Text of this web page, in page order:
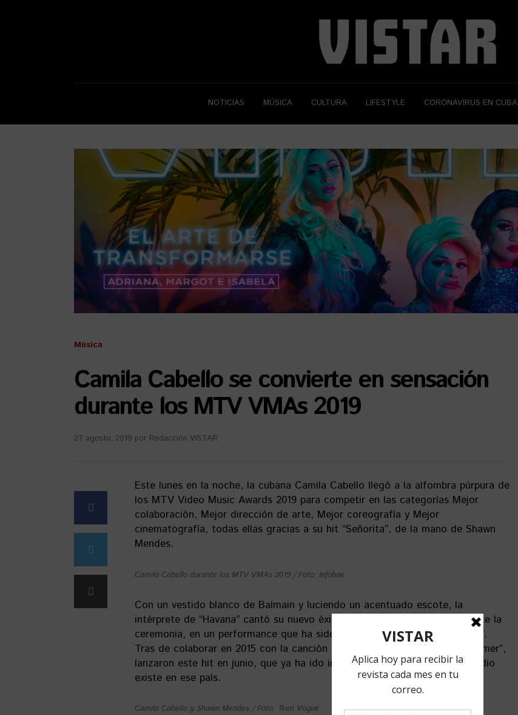
NOTICIAS MÚSICA CULTURA LIFESTYLE CORONAVIRUS EN CUBA
Música
Camila Cabello se convierte en sensación
durante los MTV VMAs 2019
27 agosto, 2019 por Redacción VISTAR
Este lunes en la noche, la cubana Camila Cabello llegó a la alfombra púrpura de
los MTV Video Music Awards 2019 para competir en las categorías Mejor
colaboración, Mejor dirección de arte, Mejor coreografía y Mejor
cinematografía, todas ellas gracias a su hit “Señorita”, de la mano de Shawn
Mendes.
Camila Cabello durante los MTV VMAs 2019 / Foto: Infobae
Con un vestido blanco de Balmain y luciendo un acentuado escote, la
intérprete de “Havana” cantó su nuevo éxito junto a Shawn Mendes durante la
ceremonia, en un performance que ha sido descrito como “lleno de vapor”.
Tras de colaborar en 2015 con la canción “I Know What You Did Last Summer”,
lanzaron este hit en junio, que ya ha ido invadiendo cuanta emisora de radio
existe en ese país.
Camila Cabello y Shawn Mendes / Foto: Teen Vogue